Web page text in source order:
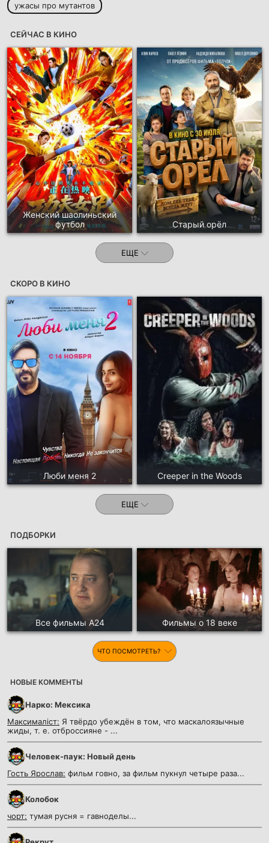
ужасы про мутантов
СЕЙЧАС В КИНО
Женский шаолиньский
футбол
Старый орёл
ЕЩЕ
СКОРО В КИНО
Люби меня 2 Creeper in the Woods
ЕЩЕ
ПОДБОРКИ
Все фильмы А24 Фильмы о 18 веке
ЧТО ПОСМОТРЕТЬ?
НОВЫЕ КОММЕНТЫ
Нарко: Мексика
Максималіст: Я твёрдо убеждён в том, что маскалоязычные
жиды, т. е. отброссияне - ...
Человек-паук: Новый день
Гость Ярослав: фильм говно, за фильм пукнул четыре раза...
Колобок
чорт: тумая русня = гавноделы...